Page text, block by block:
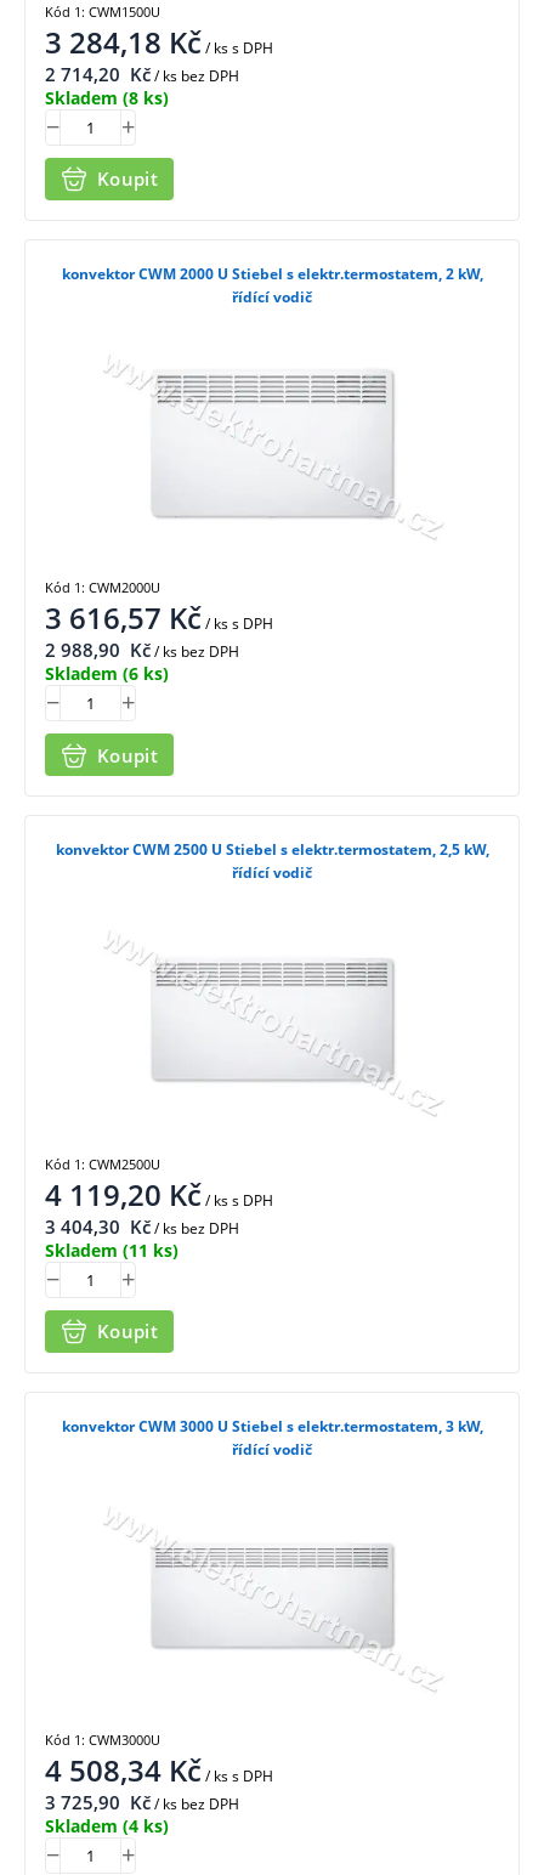
3 284,18 Kč/ kss DPH
2 714,20 Kč/ ks bez DPH
Skladem (8 ks)
Koupit
Kód 1: CWM1500U
konvektor CWM 2000 U Stiebel s elektr.termostatem, 2 kW,
řídící vodič
3 616,57 Kč/ kss DPH
2 988,90 Kč/ ks bez DPH
Skladem (6 ks)
Koupit
Kód 1: CWM2000U
konvektor CWM 2500 U Stiebel s elektr.termostatem, 2,5 kW,
řídící vodič
4 119,20 Kč/ kss DPH
3 404,30 Kč/ ks bez DPH
Skladem (11 ks)
Koupit
Kód 1: CWM2500U
konvektor CWM 3000 U Stiebel s elektr.termostatem, 3 kW,
řídící vodič
4 508,34 Kč/ kss DPH
3 725,90 Kč/ ks bez DPH
Skladem (4 ks)
Kód 1: CWM3000U